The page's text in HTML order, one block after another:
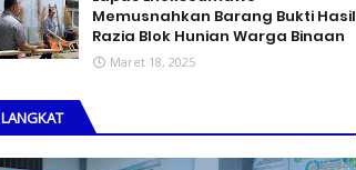
Memusnahkan Barang Bukti Hasil
Razia Blok Hunian Warga Binaan
Maret 18, 2025
LANGKAT